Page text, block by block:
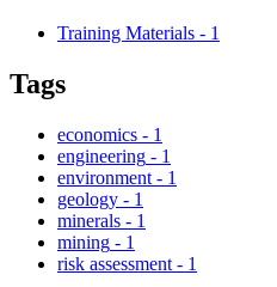
Training Materials - 1
Tags
economics - 1
engineering - 1
environment - 1
geology - 1
minerals - 1
mining - 1
risk assessment - 1